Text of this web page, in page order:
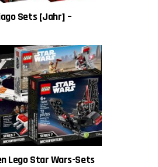
Sets [Jahr] –
Lego Star Wars-Sets